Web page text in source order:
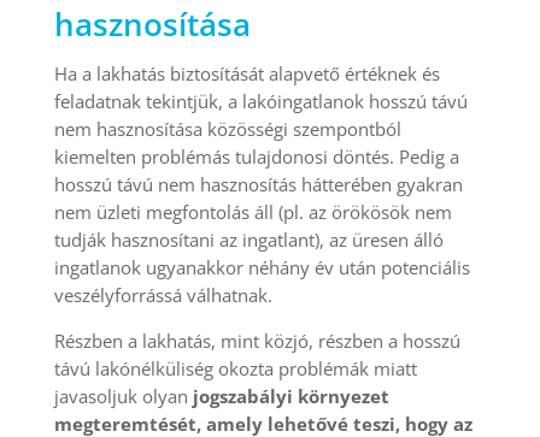
hasznosítása
Ha a lakhatás biztosítását alapvető értéknek és
feladatnak tekintjük, a lakóingatlanok hosszú távú
nem hasznosítása közösségi szempontból
kiemelten problémás tulajdonosi döntés. Pedig a
hosszú távú nem hasznosítás hátterében gyakran
nem üzleti megfontolás áll (pl. az örökösök nem
tudják hasznosítani az ingatlant), az üresen álló
ingatlanok ugyanakkor néhány év után potenciális
veszélyforrássá válhatnak.
Részben a lakhatás, mint közjó, részben a hosszú
távú lakónélküliség okozta problémák miatt
javasoljuk olyan jogszabályi környezet
megteremtését, amely lehetővé teszi, hogy az